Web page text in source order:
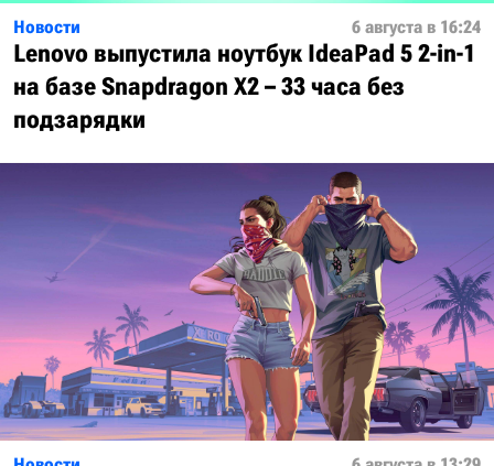
Новости 6 августа в 16:24
Lenovo выпустила ноутбук IdeaPad 5 2-in-1
на базе Snapdragon X2 – 33 часа без
подзарядки